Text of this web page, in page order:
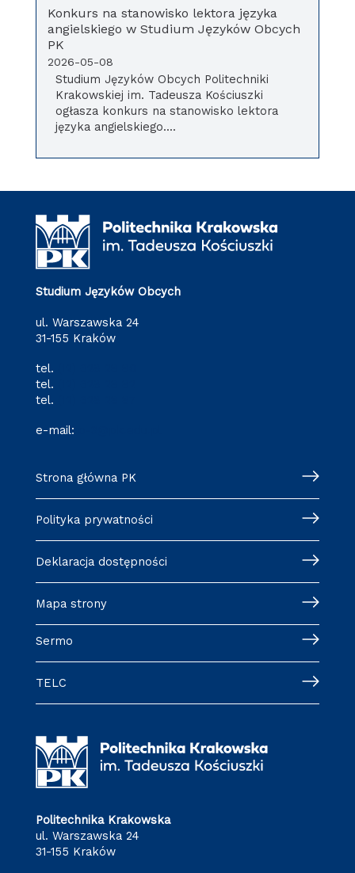
Konkurs na stanowisko lektora języka
angielskiego w Studium Języków Obcych
PK
2026-05-08
Studium Języków Obcych Politechniki
Krakowskiej im. Tadeusza Kościuszki
ogłasza konkurs na stanowisko lektora
języka angielskiego....
Studium Języków Obcych
ul. Warszawska 24
31-155 Kraków
tel.
tel.
tel.
e-mail:
Strona główna PK
Polityka prywatności
Deklaracja dostępności
Mapa strony
Sermo
TELC
Politechnika Krakowska
ul. Warszawska 24
31-155 Kraków